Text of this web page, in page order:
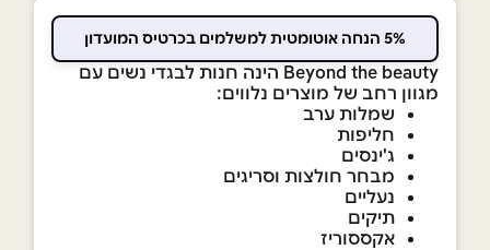
5% הנחה אוטומטית למשלמים בכרטיס המועדון
Beyond the beauty הינה חנות לבגדי נשים עם
מגוון רחב של מוצרים נלווים:
שמלות ערב
חליפות
ג'ינסים
מבחר חולצות וסריגים
נעליים
תיקים
אקססוריז